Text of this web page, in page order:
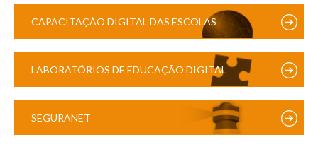
CAPACITAÇÃO DIGITAL DAS ESCOLAS
LABORATÓRIOS DE EDUCAÇÃO DIGITAL
SEGURANET